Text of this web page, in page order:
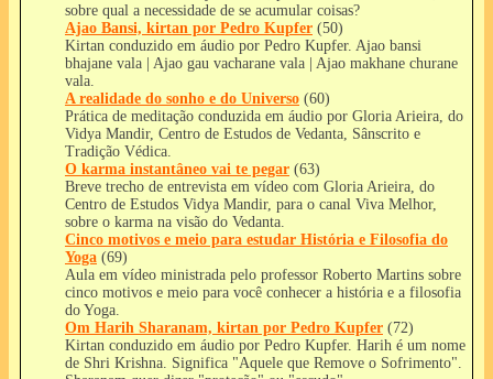
sobre qual a necessidade de se acumular coisas?
Ajao Bansi, kirtan por Pedro Kupfer (50)
Kirtan conduzido em áudio por Pedro Kupfer. Ajao bansi
bhajane vala | Ajao gau vacharane vala | Ajao makhane churane
vala.
A realidade do sonho e do Universo (60)
Prática de meditação conduzida em áudio por Gloria Arieira, do
Vidya Mandir, Centro de Estudos de Vedanta, Sânscrito e
Tradição Védica.
O karma instantâneo vai te pegar (63)
Breve trecho de entrevista em vídeo com Gloria Arieira, do
Centro de Estudos Vidya Mandir, para o canal Viva Melhor,
sobre o karma na visão do Vedanta.
Cinco motivos e meio para estudar História e Filosofia do
Yoga (69)
Aula em vídeo ministrada pelo professor Roberto Martins sobre
cinco motivos e meio para você conhecer a história e a filosofia
do Yoga.
Om Harih Sharanam, kirtan por Pedro Kupfer (72)
Kirtan conduzido em áudio por Pedro Kupfer. Harih é um nome
de Shri Krishna. Significa "Aquele que Remove o Sofrimento".